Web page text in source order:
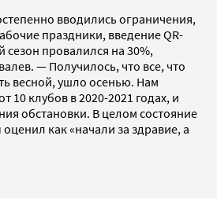
вводились ограничения,
праздники, введение QR-
сезон провалился на 30%,
— Получилось, что все, что
весной, ушло осенью. Нам
10 клубов в 2020-2021 годах, и
обстановки. В целом состояние
как «начали за здравие, а